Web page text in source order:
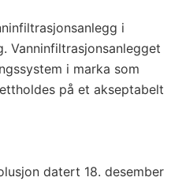
i
Vanninfiltrasjonsanlegget
i marka som
på et akseptabelt
datert 18. desember